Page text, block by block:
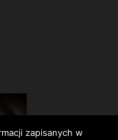
zapisanych w